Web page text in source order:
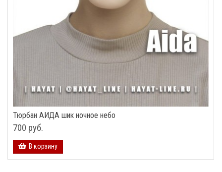
Тюрбан АИДА шик ночное небо
700 руб.
В корзину